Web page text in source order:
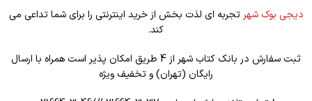
دیجی بوک شهر تجربه ای لذت بخش از خرید اینترنتی را برای شما تداعی می
کند.
ثبت سفارش در بانک کتاب شهر از 4 طریق امکان پذیر است همراه با ارسال
رایگان (تهران) و تخفیف ویژه